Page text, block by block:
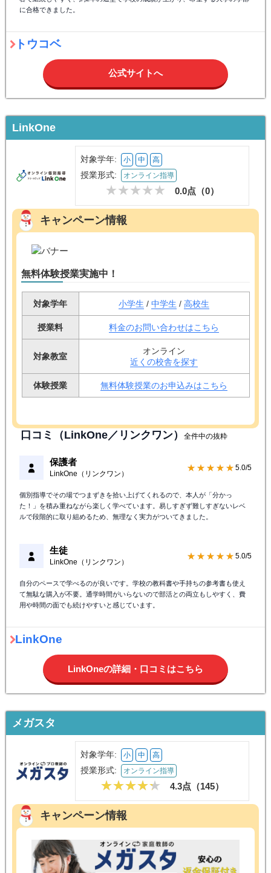
に合格できました。
トウコベ
公式サイトへ
LinkOne
対象学年: 小 中 高
授業形式: オンライン指導
0.0点（0）
キャンペーン情報
無料体験授業実施中！
対象学年 小学生 / 中学生 / 高校生
授業料 料金のお問い合わせはこちら
対象教室
オンライン
近くの校舎を探す
体験授業 無料体験授業のお申込みはこちら
口コミ（LinkOne／リンクワン） 全件中の抜粋
保護者
LinkOne（リンクワン）
★★★★★ 5.0/5
個別指導でその場でつまずきを拾い上げてくれるので、本人が「分かっ
た！」を積み重ねながら楽しく学べています。易しすぎず難しすぎないレベ
ルで段階的に取り組めるため、無理なく実力がついてきました。
生徒
LinkOne（リンクワン）
★★★★★ 5.0/5
自分のペースで学べるのが良いです。学校の教科書や手持ちの参考書も使え
て無駄な購入が不要。通学時間がいらないので部活との両立もしやすく、費
用や時間の面でも続けやすいと感じています。
LinkOne
LinkOneの詳細・口コミはこちら
メガスタ
対象学年: 小 中 高
授業形式: オンライン指導
4.3点（145）
キャンペーン情報